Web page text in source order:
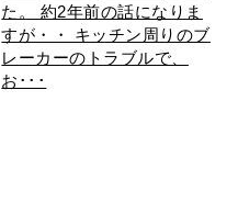
た。 約2年前の話になりま
すが・・ キッチン周りのブ
レーカーのトラブルで、
お･･･